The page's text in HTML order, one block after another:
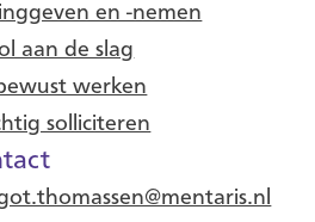
en -nemen
aan de slag
werken
solliciteren